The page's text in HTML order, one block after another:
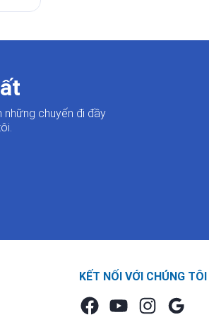
những chuyến đi đầy
KẾT NỐI VỚI CHÚNG TÔI